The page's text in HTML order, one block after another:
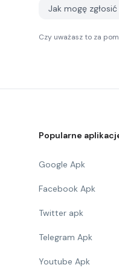
Jak mogę
Czy uważasz to za
Popularne
Google Apk
Facebook Apk
Twitter apk
Telegram Apk
Youtube Apk